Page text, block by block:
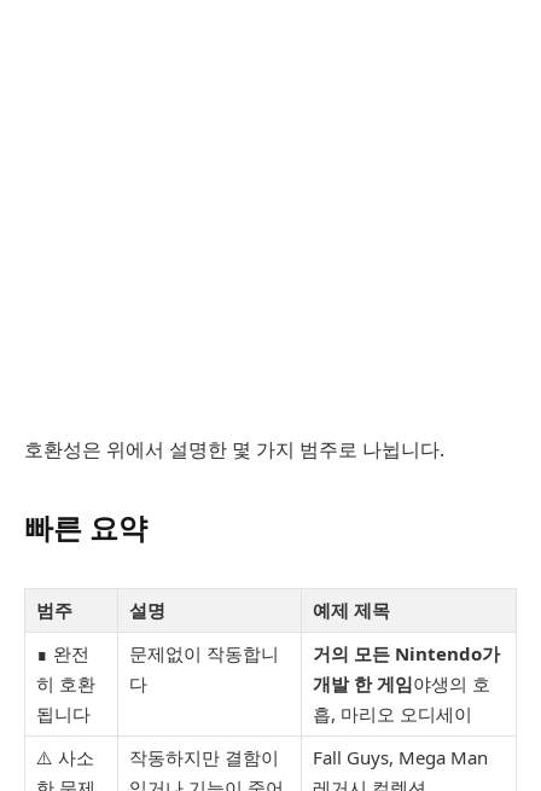
호환성은 위에서 설명한 몇 가지 범주로 나뉩니다.
빠른 요약
범주 설명
예제 제목
∎ 완전
히 호환
됩니다
문제없이 작동합니
다
거의 모든 Nintendo가
개발 한 게임야생의 호
흡, 마리오 오디세이
⚠️ 사소
작동하지만 결함이
Fall Guys, Mega Man